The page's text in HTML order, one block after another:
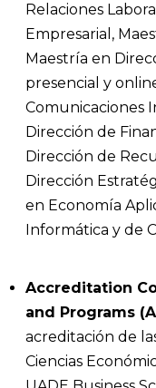
Relaciones
Empresarial,
Maestría en
presencial y
Comunicaciones
Dirección de
Dirección de
Dirección
en Economía
Informática y de
Accreditation
and Programs
acreditación de
Ciencias